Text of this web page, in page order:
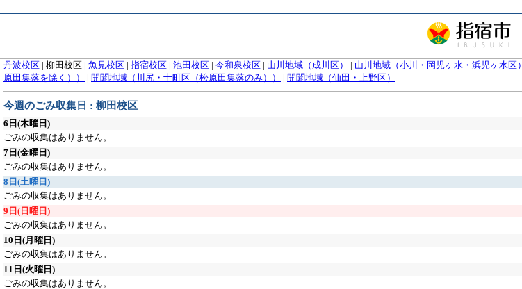
丹波校区 | 柳田校区 | 魚見校区 | 指宿校区 | 池田校区 | 今和泉校区 | 山川地域（成川区） | 山川地域（小川・岡児ヶ水・浜児ヶ水区）
原田集落を除く））
| 開聞地域（川尻・十町区（松原田集落のみ）） | 開聞地域（仙田・上野区）
今週のごみ収集日 : 柳田校区
6日 (木曜日)
ごみの収集はありません。
7日 (金曜日)
ごみの収集はありません。
8日 (土曜日)
ごみの収集はありません。
9日 (日曜日)
ごみの収集はありません。
10日 (月曜日)
ごみの収集はありません。
11日 (火曜日)
ごみの収集はありません。